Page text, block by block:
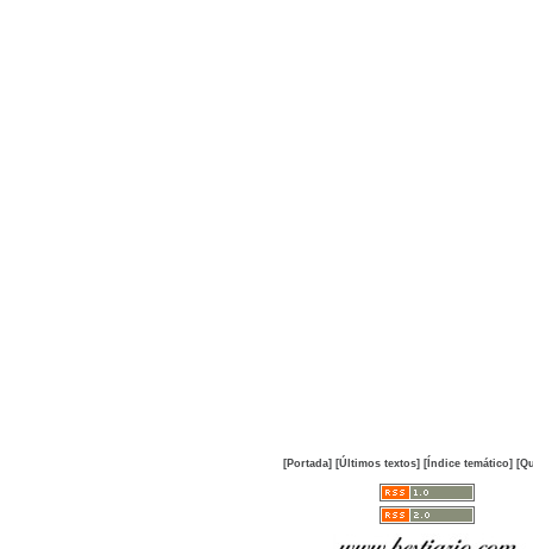
[Portada] [Últimos textos] [Índice temático]